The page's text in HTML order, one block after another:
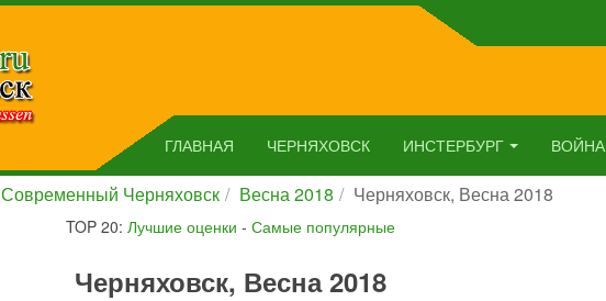
ГЛАВНАЯ ЧЕРНЯХОВСК ИНСТЕРБУРГ ВОЙНА
Современный Черняховск Весна 2018 Черняховск, Весна 2018
TOP 20: Лучшие оценки - Самые популярные
Черняховск, Весна 2018